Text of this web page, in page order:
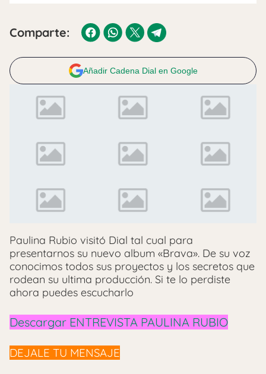
Comparte:
Añadir Cadena Dial en Google
Paulina Rubio visitó Dial tal cual para
presentarnos su nuevo album «Brava». De su voz
conocimos todos sus proyectos y los secretos que
rodean su ultima producción. Si te lo perdiste
ahora puedes escucharlo
Descargar ENTREVISTA PAULINA RUBIO
DEJALE TU MENSAJE